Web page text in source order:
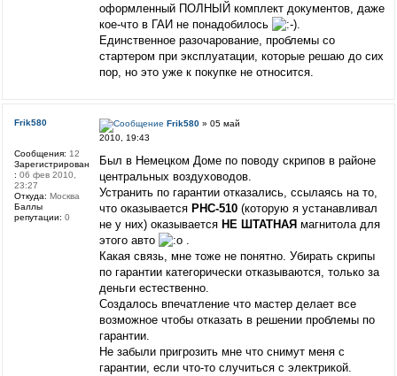
оформленный ПОЛНЫЙ комплект документов, даже
кое-что в ГАИ не понадобилось
.
Единственное разочарование, проблемы со
стартером при эксплуатации, которые решаю до сих
пор, но это уже к покупке не относится.
Frik580» 05 май
2010, 19:43
Был в Немецком Доме по поводу скрипов в районе
центральных воздуховодов.
Устранить по гарантии отказались, ссылаясь на то,
что оказывается РНС-510(которую я устанавливал
не у них) оказывается НЕ ШТАТНАЯ магнитола для
этого авто
.
Какая связь, мне тоже не понятно. Убирать скрипы
по гарантии категорически отказываются, только за
деньги естественно.
Создалось впечатление что мастер делает все
возможное чтобы отказать в решении проблемы по
гарантии.
Не забыли пригрозить мне что снимут меня с
гарантии, если что-то случиться с электрикой.
Frik580
Сообщения: 12
Зарегистрирован
: 06 фев 2010,
23:27
Откуда: Москва
Баллы
репутации: 0